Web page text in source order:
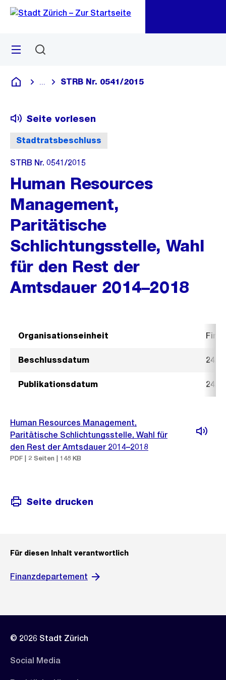
Navigation
Sprunglink
Menü
Deutsch
Blende alle Breadcrumbs ein
STRB Nr. 0541/2015
Stadtratsbeschluss
Seite vorlesen
STRB Nr. 0541/2015
Human Resources
Management,
Paritätische
Schlichtungsstelle, Wahl
für den Rest der
Amtsdauer 2014–2018
Organisationseinheit
Beschlussdatum 24.
Publikationsdatum 24.
Human Resources Management,
Paritätische Schlichtungsstelle, Wahl für
den Rest der Amtsdauer 2014–2018
PDF | 2 Seiten | 148 KB
Seite drucken
Für diesen Inhalt verantwortlich
Finanzdepartement
© 2026 Stadt Zürich
Social Media